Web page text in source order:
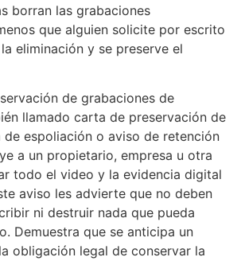
borran las grabaciones
que alguien solicite por escrito
eliminación y se preserve el
de grabaciones de
llamado carta de preservación de
espoliación o aviso de retención
a un propietario, empresa u otra
todo el video y la evidencia digital
aviso les advierte que no deben
ni destruir nada que pueda
Demuestra que se anticipa un
obligación legal de conservar la